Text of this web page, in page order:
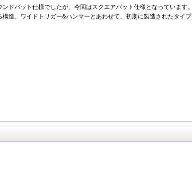
ドバット仕様でしたが、今回はスクエアバット仕様となっています。
造、ワイドトリガー&ハンマーとあわせて、初期に製造されたタイプ